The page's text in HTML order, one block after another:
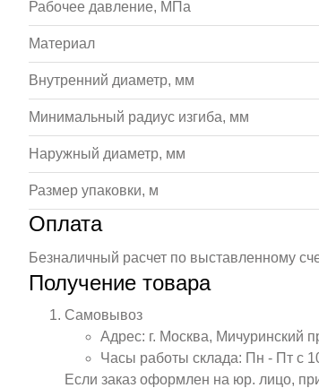
Рабочее давление, МПа
Материал
Внутренний диаметр, мм
Минимальный радиус изгиба, мм
Наружный диаметр, мм
Размер упаковки, м
Оплата
Безналичный расчет по выставленному
Получение товара
Самовывоз
Адрес: г. Москва, Мичуринский
Часы работы склада: Пн - Пт с
Если заказ оформлен на юр. лицо,